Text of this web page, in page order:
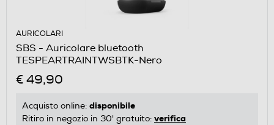
AURICOLARI
SBS - Auricolare bluetooth
TESPEARTRAINTWSBTK-Nero
€ 49,90
Acquisto online: disponibile
Ritiro in negozio in 30' gratuito: verifica